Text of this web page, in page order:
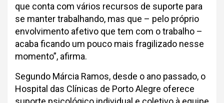
que conta com vários recursos de suporte para
se manter trabalhando, mas que – pelo próprio
envolvimento afetivo que tem com o trabalho –
acaba ficando um pouco mais fragilizado nesse
momento”, afirma.
Segundo Márcia Ramos, desde o ano passado, o
Hospital das Clínicas de Porto Alegre oferece